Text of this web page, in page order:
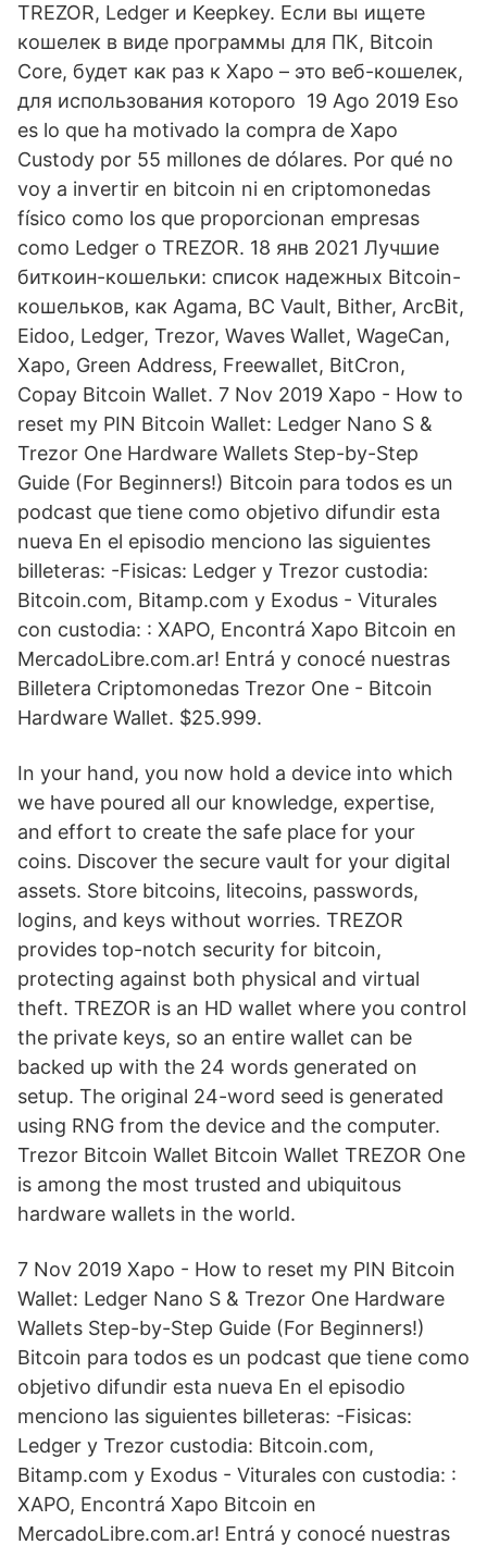
TREZOR, Ledger и Keepkey. Если вы ищете
кошелек в виде программы для ПК, Bitcoin
Core, будет как раз к Xapo – это веб-кошелек,
для использования которого 19 Ago 2019 Eso
es lo que ha motivado la compra de Xapo
Custody por 55 millones de dólares. Por qué no
voy a invertir en bitcoin ni en criptomonedas
físico como los que proporcionan empresas
como Ledger o TREZOR. 18 янв 2021 Лучшие
биткоин-кошельки: список надежных Bitcoin-
кошельков, как Agama, BC Vault, Bither, ArcBit,
Eidoo, Ledger, Trezor, Waves Wallet, WageCan,
Xapo, Green Address, Freewallet, BitCron,
Copay Bitcoin Wallet. 7 Nov 2019 Xapo - How to
reset my PIN Bitcoin Wallet: Ledger Nano S &
Trezor One Hardware Wallets Step-by-Step
Guide (For Beginners!) Bitcoin para todos es un
podcast que tiene como objetivo difundir esta
nueva En el episodio menciono las siguientes
billeteras: -Fisicas: Ledger y Trezor custodia:
Bitcoin.com, Bitamp.com y Exodus - Viturales
con custodia: : XAPO, Encontrá Xapo Bitcoin en
MercadoLibre.com.ar! Entrá y conocé nuestras
Billetera Criptomonedas Trezor One - Bitcoin
Hardware Wallet. $25.999.
In your hand, you now hold a device into which
we have poured all our knowledge, expertise,
and effort to create the safe place for your
coins. Discover the secure vault for your digital
assets. Store bitcoins, litecoins, passwords,
logins, and keys without worries. TREZOR
provides top-notch security for bitcoin,
protecting against both physical and virtual
theft. TREZOR is an HD wallet where you control
the private keys, so an entire wallet can be
backed up with the 24 words generated on
setup. The original 24-word seed is generated
using RNG from the device and the computer.
Trezor Bitcoin Wallet Bitcoin Wallet TREZOR One
is among the most trusted and ubiquitous
hardware wallets in the world.
7 Nov 2019 Xapo - How to reset my PIN Bitcoin
Wallet: Ledger Nano S & Trezor One Hardware
Wallets Step-by-Step Guide (For Beginners!)
Bitcoin para todos es un podcast que tiene como
objetivo difundir esta nueva En el episodio
menciono las siguientes billeteras: -Fisicas:
Ledger y Trezor custodia: Bitcoin.com,
Bitamp.com y Exodus - Viturales con custodia: :
XAPO, Encontrá Xapo Bitcoin en
MercadoLibre.com.ar! Entrá y conocé nuestras